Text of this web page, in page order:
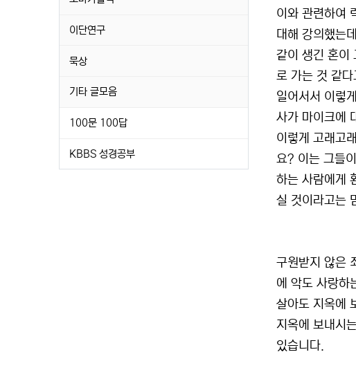
이와 관련하여
대해 강의했는
같이 생긴 혼이
로 가는 것 같
일어서서 이렇
사가 마이크에
이렇게 고래고
요? 이는 그들
하는 사람에게
실 것이라고는
구원받지 않은
에 악도 사랑하
살아도 지옥에
지옥에 보내시
있습니다.
이단연구
묵상
기타 글모음
100문 100답
KBBS 성경공부